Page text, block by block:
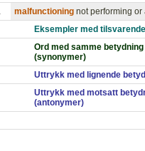
malfunctioning not performing or
Eksempler med
Ord med samme betydning
(synonymer)
Uttrykk med lignende
Uttrykk med motsatt
(antonymer)